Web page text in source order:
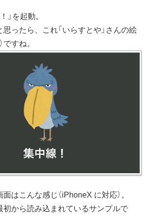
」を起動。
思ったら、これ「いらすとや」さんの絵
ですね。
はこんな感じ（iPhoneX に対応）。
初から読み込まれているサンプルで